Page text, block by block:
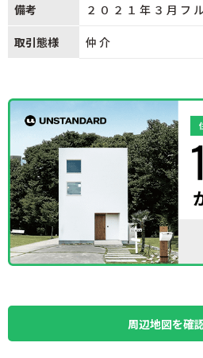
備考 ２０２１年３月フ
取引態様 仲介
周辺地図を確